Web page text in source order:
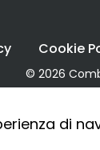
Cookie
© 2026
di